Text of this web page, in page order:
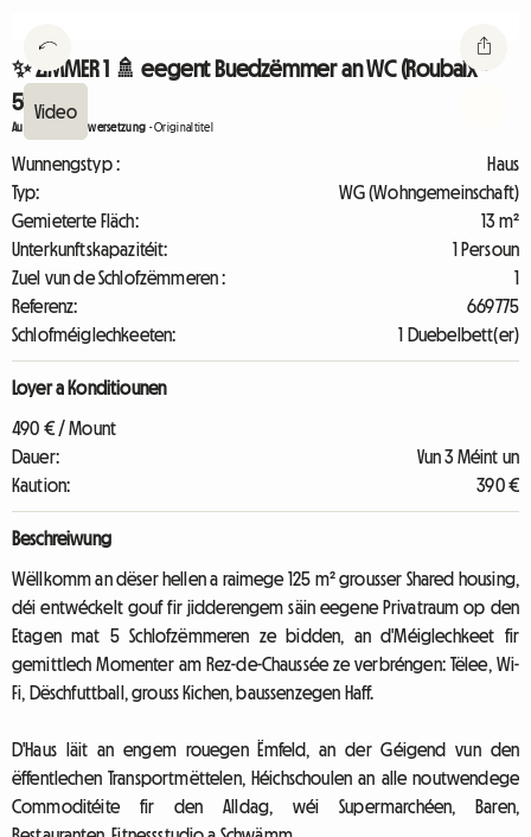
✨ ZIMMER 1 🚿 eegent Buedzëmmer an WC (Roubaix -
59100)
Automatesch Iwwersetzung -Originaltitel
Wunnengstyp :
Haus
Typ:
WG (Wohngemeinschaft)
Gemieterte Fläch:
13 m²
Unterkunftskapazitéit:
1 Persoun
Zuel vun de Schlofzëmmeren :
1
Referenz:
669775
Schlofméiglechkeeten:
1 Duebelbett(er)
Loyer a Konditiounen
490 € / Mount
Dauer:
Vun 3 Méint un
Kaution:
390 €
Beschreiwung
Wëllkomm an dëser hellen a raimege 125 m² grousser Shared housing,
déi entwéckelt gouf fir jidderengem säin eegene Privatraum op den
Etagen mat 5 Schlofzëmmeren ze bidden, an d'Méiglechkeet fir
gemittlech Momenter am Rez-de-Chaussée ze verbréngen: Tëlee, Wi-
Fi, Dëschfuttball, grouss Kichen, baussenzegen Haff.
D'Haus läit an engem rouegen Ëmfeld, an der Géigend vun den
ëffentlechen Transportmëttelen, Héichschoulen an alle noutwendege
Commoditéite fir den Alldag, wéi Supermarchéen, Baren,